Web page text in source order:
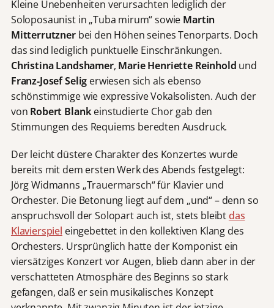
Kleine Unebenheiten verursachten lediglich der
Soloposaunist in „Tuba mirum“ sowie Martin
Mitterrutznerbei den Höhen seines Tenorparts. Doch
das sind lediglich punktuelle Einschränkungen.
Christina Landshamer, Marie Henriette Reinhold und
Franz-Josef Selig erwiesen sich als ebenso
schönstimmige wie expressive Vokalsolisten. Auch der
von Robert Blankeinstudierte Chor gab den
Stimmungen des Requiems beredten Ausdruck.
Der leicht düstere Charakter des Konzertes wurde
bereits mit dem ersten Werk des Abends festgelegt:
Jörg Widmanns „Trauermarsch“ für Klavier und
Orchester. Die Betonung liegt auf dem „und“ – denn so
anspruchsvoll der Solopart auch ist, stets bleibtdas
Klavierspiel eingebettet in den kollektiven Klang des
Orchesters. Ursprünglich hatte der Komponist ein
viersätziges Konzert vor Augen, blieb dann aber in der
verschatteten Atmosphäre des Beginns so stark
gefangen, daß er sein musikalisches Konzept